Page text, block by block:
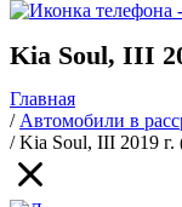
Kia Soul, III
Главная
/Автомобили в
/Kia Soul, III 2019